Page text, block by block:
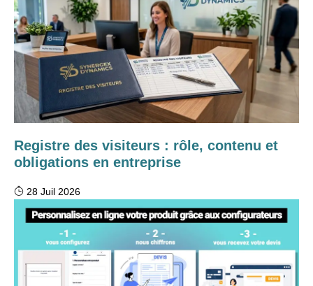
Registre des visiteurs : rôle, contenu et
obligations en entreprise
28 Juil 2026